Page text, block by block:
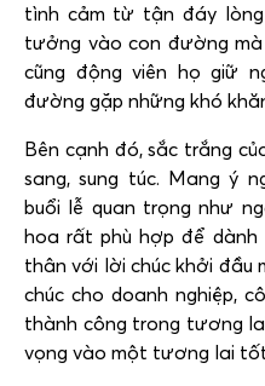
tình cảm từ tận đáy
tưởng vào con đường
cũng động viên họ giữ
đường gặp những khó
Bên cạnh đó, sắc trắng
sang, sung túc. Mang ý
buổi lễ quan trọng như
hoa rất phù hợp để
thân với lời chúc khởi đầu
chúc cho doanh nghiệp,
thành công trong tương
vọng vào một tương lai